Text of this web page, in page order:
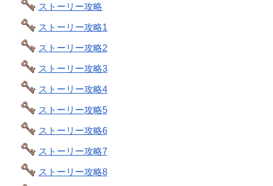
ストーリー攻略
ストーリー攻略1
ストーリー攻略2
ストーリー攻略3
ストーリー攻略4
ストーリー攻略5
ストーリー攻略6
ストーリー攻略7
ストーリー攻略8